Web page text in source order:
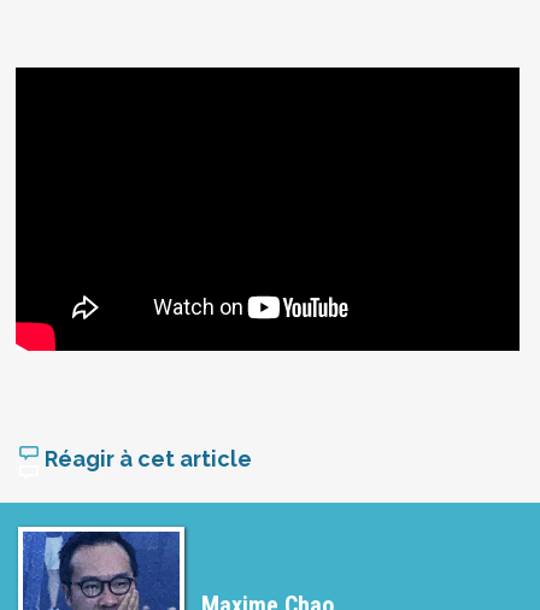
Réagir à cet article